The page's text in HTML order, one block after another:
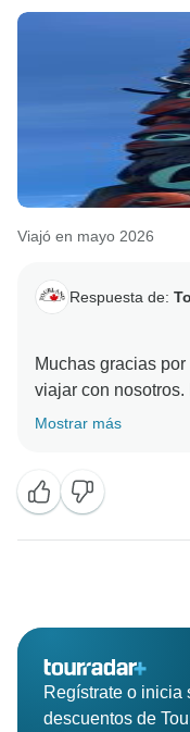
que estos detalles
Gracias de nuevo
Vancouver. ¡Sería
bienvenida de
Viajó en mayo 2026
Respuesta de:
Muchas gracias
viajar con nosotros.
tu aventura, y
Mostrar más
Regístrate o inicia
descuentos de